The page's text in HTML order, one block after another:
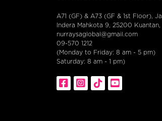
A71 (GF) & A73 (GF & 1st Floor),
Indera Mahkota 9, 25200 Kuantan,
nurraysaglobal@gmail.com
09-570 1212
(Monday to Friday: 8 am - 5 pm)
Saturday: 8 am - 1 pm)